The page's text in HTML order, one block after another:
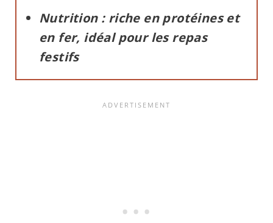
Nutrition : riche en protéines et
en fer, idéal pour les repas
festifs